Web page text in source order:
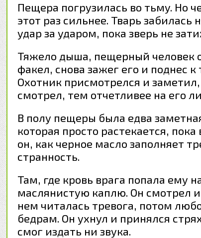
Пещера погрузилась во тьму. Но
этот раз сильнее. Тварь
удар за ударом, пока зверь не
Тяжело дыша, пещерный человек
факел, снова зажег его и поднес
Охотник присмотрелся и
смотрел, тем отчетливее на его
В полу пещеры была едва
которая просто растекается,
он, как черное масло заполняет
странность.
Там, где кровь врага попала ему
маслянистую каплю. Он смотрел
нем читалась тревога, потом
бедрам. Он ухнул и принялся
смог издать ни звука.